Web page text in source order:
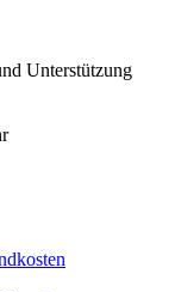
Unterstützung